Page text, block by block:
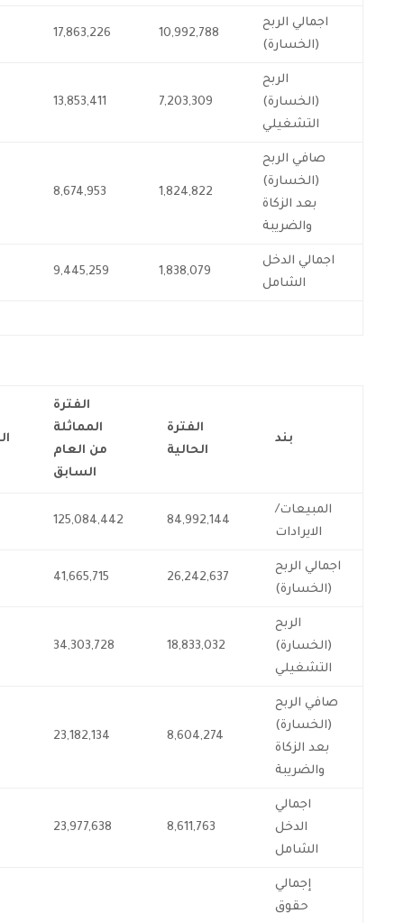
اجمالي الربح
(الخسارة)
10,992,788
17,863,226
الربح
(الخسارة)
التشغيلي
7,203,309
13,853,411
صافي الربح
(الخسارة)
بعد الزكاة
والضريبة
1,824,822
8,674,953
اجمالي الدخل
الشامل
1,838,079
9,445,259
بند
الفترة
الحالية
الفترة
المماثلة
من العام
السابق
المبيعات/
الايرادات
84,992,144
125,084,442
اجمالي الربح
(الخسارة)
26,242,637
41,665,715
الربح
(الخسارة)
التشغيلي
18,833,032
34,303,728
صافي الربح
(الخسارة)
بعد الزكاة
والضريبة
8,604,274
23,182,134
اجمالي
الدخل
الشامل
8,611,763
23,977,638
إجمالي
حقوق